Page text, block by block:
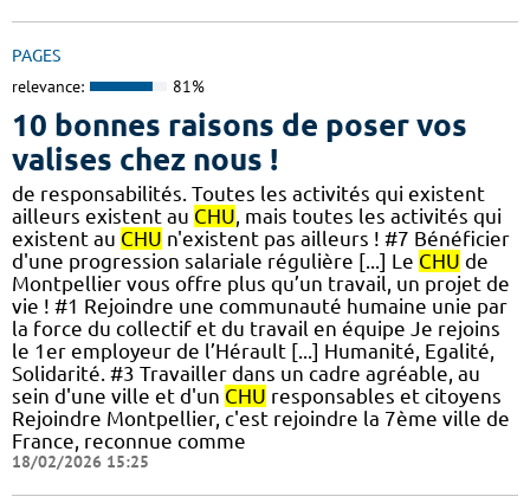
PAGES
relevance: 81%
10 bonnes raisons de poser vos
valises chez nous !
de responsabilités. Toutes les activités qui existent
ailleurs existent au CHU, mais toutes les activités qui
existent au CHU n'existent pas ailleurs ! #7 Bénéficier
d'une progression salariale régulière [...] Le CHU de
Montpellier vous offre plus qu’un travail, un projet de
vie ! #1 Rejoindre une communauté humaine unie par
la force du collectif et du travail en équipe Je rejoins
le 1er employeur de l’Hérault [...] Humanité, Egalité,
Solidarité. #3 Travailler dans un cadre agréable, au
sein d'une ville et d'un CHU responsables et citoyens
Rejoindre Montpellier, c'est rejoindre la 7ème ville de
France, reconnue comme
18/02/2026 15:25